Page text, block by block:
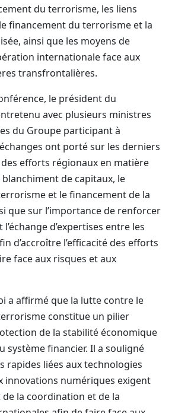
du terrorisme, les liens
financement du terrorisme et la
ainsi que les moyens de
internationale face aux
transfrontalières.
le président du
entretenu avec plusieurs ministres
du Groupe participant à
échanges ont porté sur les derniers
efforts régionaux en matière
de capitaux, le
et le financement de la
que sur l’importance de renforcer
d’expertises entre les
d’accroître l’efficacité des efforts
face aux risques et aux
a affirmé que la lutte contre le
constitue un pilier
de la stabilité économique
système financier. Il a souligné
rapides liées aux technologies
innovations numériques exigent
la coordination et de la